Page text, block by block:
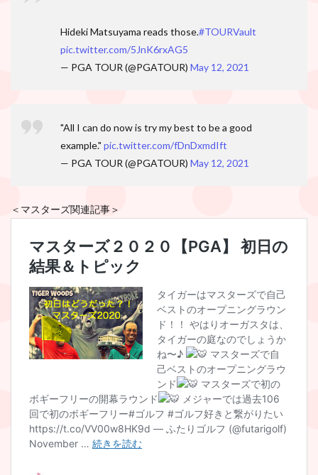
Hideki Matsuyama reads those.#TOURVault
pic.twitter.com/5JnK6rxAG5
— PGA TOUR (@PGATOUR) May 12, 2021
"All I can do now is try my best to be a good
example." pic.twitter.com/fDnDxmdIft
— PGA TOUR (@PGATOUR) May 12, 2021
＜マスターズ関連記事＞